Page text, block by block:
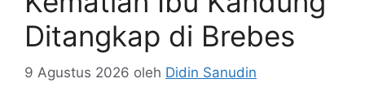
Ditangkap di Brebes
9 Agustus 2026 oleh Didin Sanudin